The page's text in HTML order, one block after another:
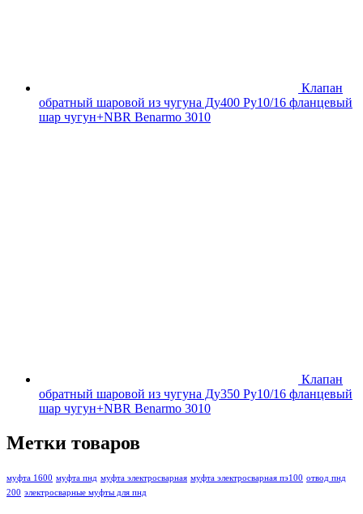
Клапан
обратный шаровой из чугуна Ду400 Ру10/16 фланцевый
шар чугун+NBR Benarmo 3010
Клапан
обратный шаровой из чугуна Ду350 Ру10/16 фланцевый
шар чугун+NBR Benarmo 3010
Метки товаров
муфта 1600 муфта пнд муфта электросварная муфта электросварная пэ100 отвод пнд
200 электросварные муфты для пнд